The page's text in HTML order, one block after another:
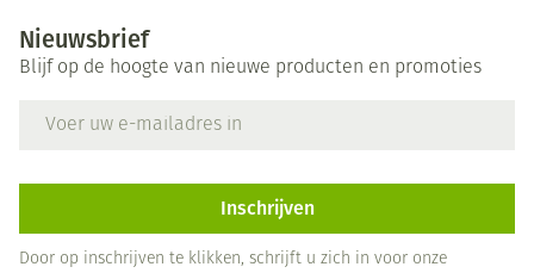
Nieuwsbrief
Blijf op de hoogte van nieuwe producten en promoties
Inschrijven
Door op inschrijven te klikken, schrijft u zich in voor onze